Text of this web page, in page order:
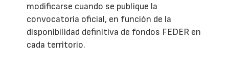
modificarse cuando se publique la
convocatoria oficial, en función de la
disponibilidad definitiva de fondos FEDER en
cada territorio.